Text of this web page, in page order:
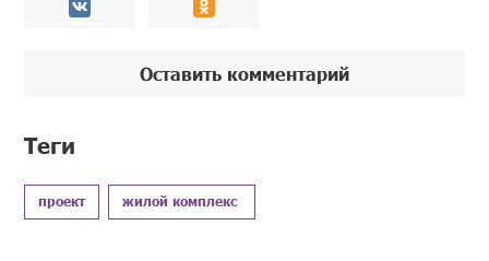
Оставить комментарий
Теги
проект жилой комплекс